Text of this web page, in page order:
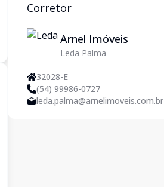
Corretor
Arnel Imóveis
Leda Palma
32028-E
(54) 99986-0727
leda.palma@arnelimoveis.com.br